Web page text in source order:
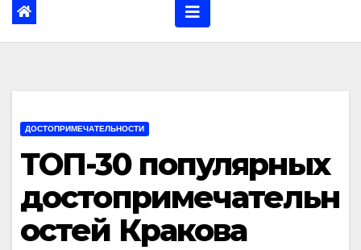
ДОСТОПРИМЕЧАТЕЛЬНОСТИ
ТОП-30 популярных
достопримечательн
остей Кракова